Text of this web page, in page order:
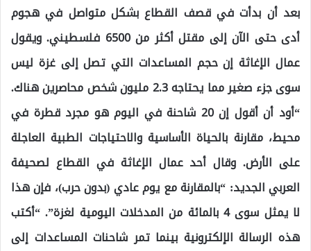
بعد أن بدأت في قصف القطاع بشكل متواصل في هجوم
أدى حتى الآن إلى مقتل أكثر من 6500 فلسطيني. ويقول
عمال الإغاثة إن حجم المساعدات التي تصل إلى غزة ليس
سوى جزء صغير مما يحتاجه 2.3 مليون شخص محاصرين هناك.
“أود أن أقول إن 20 شاحنة في اليوم هو مجرد قطرة في
محيط، مقارنة بالحياة الأساسية والاحتياجات الطبية العاجلة
على الأرض. وقال أحد عمال الإغاثة في القطاع لصحيفة
العربي الجديد: “بالمقارنة مع يوم عادي (بدون حرب)، فإن هذا
لا يمثل سوى 4 بالمائة من المدخلات اليومية لغزة”. “أكتب
هذه الرسالة الإلكترونية بينما تمر شاحنات المساعدات إلى